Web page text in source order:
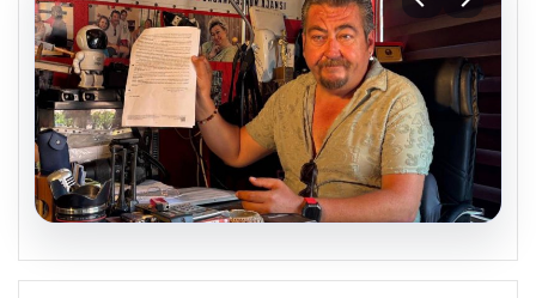
Alkollü içki paylaşımına ceza almıştı…